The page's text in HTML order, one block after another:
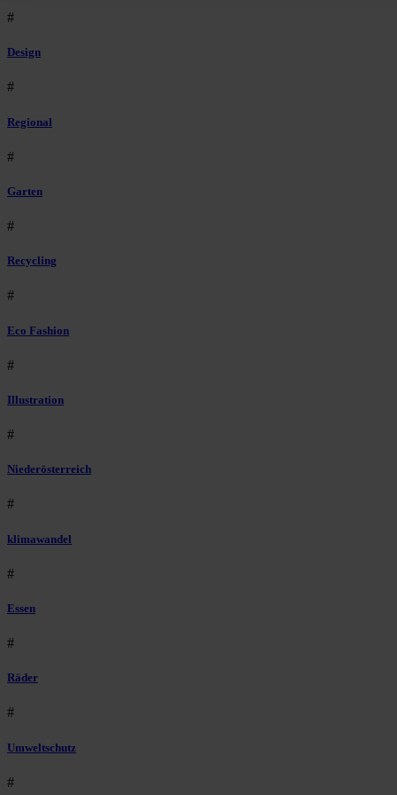
#
Design
#
Regional
#
Garten
#
Recycling
#
Eco Fashion
#
Illustration
#
Niederösterreich
#
klimawandel
#
Essen
#
Räder
#
Umweltschutz
#